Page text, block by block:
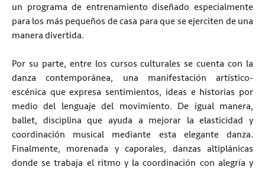
un programa de entrenamiento diseñado especialmente
para los más pequeños de casa para que se ejerciten de una
manera divertida.
Por su parte, entre los cursos culturales se cuenta con la
danza contemporánea, una manifestación artístico-
escénica que expresa sentimientos, ideas e historias por
medio del lenguaje del movimiento. De igual manera,
ballet, disciplina que ayuda a mejorar la elasticidad y
coordinación musical mediante esta elegante danza.
Finalmente, morenada y caporales, danzas altiplánicas
donde se trabaja el ritmo y la coordinación con alegría y